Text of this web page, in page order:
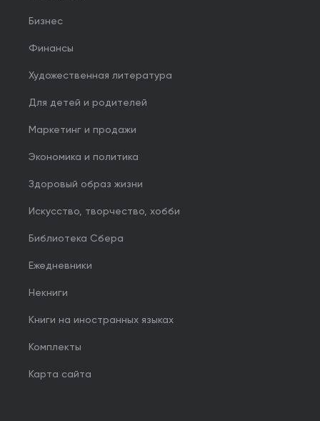
Бизнес
Финансы
Художественная литература
Для детей и родителей
Маркетинг и продажи
Экономика и политика
Здоровый образ жизни
Искусство, творчество, хобби
Библиотека Сбера
Ежедневники
Некниги
Книги на иностранных языках
Комплекты
Карта сайта